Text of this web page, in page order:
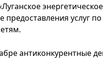
предоставления услуг
антиконкурентные